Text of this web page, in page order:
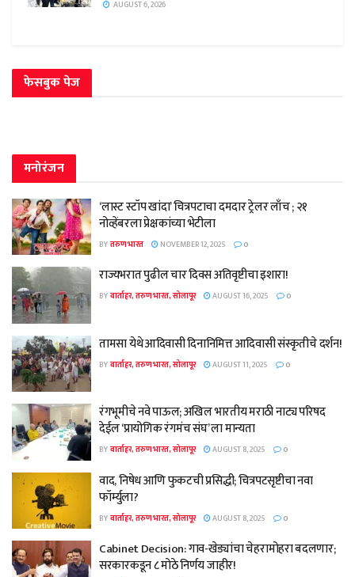
AUGUST 6, 2026
फेसबुक पेज
मनोरंजन
‘लास्ट स्टॉप खांदा’ चित्रपटाचा दमदार ट्रेलर लाँच ; २१
नोव्हेंबरला प्रेक्षकांच्या भेटीला
BYतरुण भारत NOVEMBER 12, 2025 0
राज्यभरात पुढील चार दिवस अतिवृष्टीचा इशारा!
BYवार्ताहर, तरुण भारत, सोलापूर AUGUST 16, 2025 0
तामसा येथे आदिवासी दिनानिमित्त आदिवासी संस्कृतीचे दर्शन!
BYवार्ताहर, तरुण भारत, सोलापूर AUGUST 11, 2025 0
रंगभूमीचे नवे पाऊल; अखिल भारतीय मराठी नाट्य परिषद
देईल ‘प्रायोगिक रंगमंच संघ’ ला मान्यता
BYवार्ताहर, तरुण भारत, सोलापूर AUGUST 8, 2025 0
वाद, निषेध आणि फुकटची प्रसिद्धी; चित्रपटसृष्टीचा नवा
फॉर्म्युला?
BYवार्ताहर, तरुण भारत, सोलापूर AUGUST 8, 2025 0
Cabinet Decision: गाव-खेड्यांचा चेहरामोहरा बदलणार;
सरकारकडून ८ मोठे निर्णय जाहीर!